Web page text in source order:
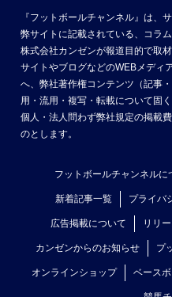
『フットボールチャンネル』は、
弊サイトに記載されている、コラ
株式会社カンゼンが報道目的で取
サイトやブログなどのWEBメディ
へ、弊社著作権コンテンツ（記事
用・流用・複写・転載について固
個人・法人問わず弊社規定の掲載
のとします。
フットボールチャンネルに
新着記事一覧 プライバ
広告掲載について リリ
カンゼンからのお知らせ プ
オンラインショップ ベース